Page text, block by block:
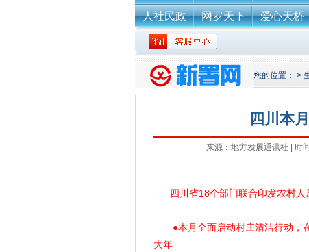
人社民政
网罗天下 爱心天桥
您的位置： >
四川本
来源：地方发展通讯社 | 时
四川省18个部门联合印发农村人
●本月全面启动村庄清洁行动，在
大年